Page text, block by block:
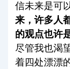
信未来是可
来，许多人
的观点也许
尽管我也渴
着四处漂漂